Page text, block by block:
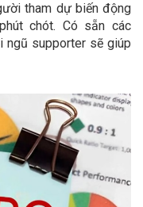
tham dự biến động
chót. Có sẵn các
ngũ supporter sẽ giúp